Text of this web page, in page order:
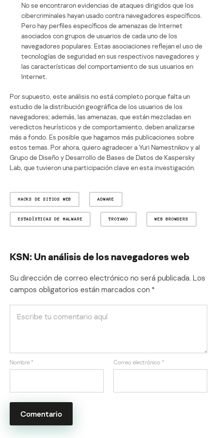
No se encontraron evidencias de ataques dirigidos que los
cibercriminales hayan usado contra navegadores específicos.
Pero hay perfiles específicos de amenazas de Internet
asociados con grupos de usuarios de cada uno de los
navegadores populares. Estas asociaciones reflejan el uso de
tecnologías de seguridad en sus respectivos navegadores y
las características del comportamiento de sus usuarios en
Internet.
Por supuesto, este análisis no está completo porque falta un
estudio de la distribución geográfica de los usuarios de los
navegadores; además, las amenazas, que están mezcladas en
veredictos heurísticos y de comportamiento, deben analizarse
más a fondo. Es posible que hagamos más publicaciones sobre
estos temas. Por ahora, quiero agradecer a Yuri Namestnikov y al
Grupo de Diseño y Desarrollo de Bases de Datos de Kaspersky
Lab, que tuvieron una participación clave en esta investigación.
HACKS DE SITIOS WEB ADWARE
ESTADÍSTICAS DE MALWARE TROYANO WEB BROWSERS
KSN: Un análisis de los navegadores web
Su dirección de correo electrónico no será publicada. Los
campos obligatorios están marcados con *
Nombre * Correo electrónico *